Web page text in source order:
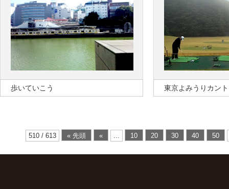
歩いていこう 東京よみうりカン
510 / 613 « 先頭 « ... 10 20 30 40 50